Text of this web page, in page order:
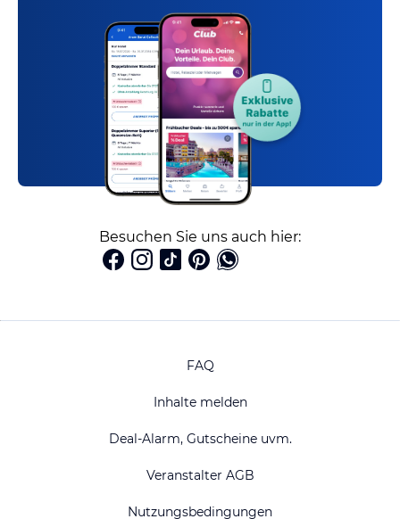
Besuchen Sie uns auch hier:
FAQ
Inhalte melden
Deal-Alarm, Gutscheine uvm.
Veranstalter AGB
Nutzungsbedingungen